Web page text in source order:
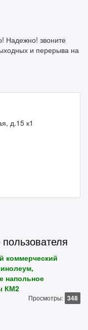
Надежно! звоните
и перерыва на
д.15 к1
коммерческий
напольное
КМ2
Просмотры: 348